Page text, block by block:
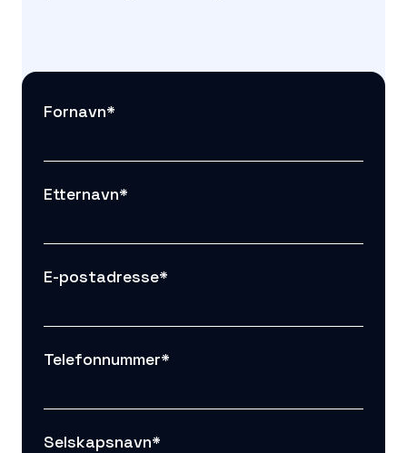
Fornavn*
Etternavn*
E-postadresse*
Telefonnummer*
Selskapsnavn*